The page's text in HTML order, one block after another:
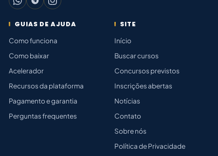
GUIAS DE AJUDA
Como funciona
Como baixar
Acelerador
Recursos da plataforma
Pagamento e garantia
Perguntas frequentes
SITE
Início
Buscar cursos
Concursos previstos
Inscrições abertas
Notícias
Contato
Sobre nós
Política de Privacidade